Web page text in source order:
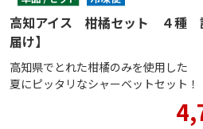
高知アイス 柑橘セット ４種
届け】
高知県でとれた柑橘のみを使用した
夏にピッタリなシャーベットセット！